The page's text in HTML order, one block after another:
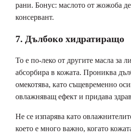
рани. Бонус: маслото от жожоба
консервант.
7. Дълбоко хидратиращо
То е по-леко от другите масла за
абсорбира в кожата. Прониква
омекотява, като същевременно
овлажняващ ефект и придава
Не се изпарява като
което е много важно, когато